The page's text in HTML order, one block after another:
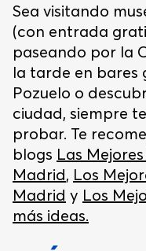
Sea visitando
(con entrada
paseando por la
la tarde en bares
Pozuelo o
ciudad, siempre
probar. Te
blogs Las
Madrid, Los
Madrid y Los
más ideas.